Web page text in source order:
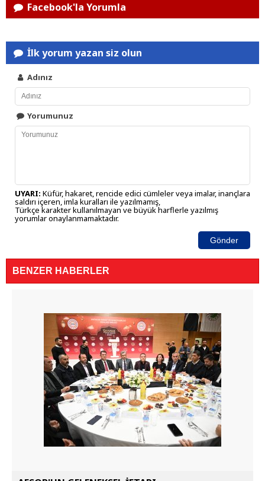
Facebook'la Yorumla
İlk yorum yazan siz olun
Adınız
Yorumunuz
UYARI: Küfür, hakaret, rencide edici cümleler veya imalar, inançlara
saldırı içeren, imla kuralları ile yazılmamış,
Türkçe karakter kullanılmayan ve büyük harflerle yazılmış
yorumlar onaylanmamaktadır.
Gönder
BENZER HABERLER